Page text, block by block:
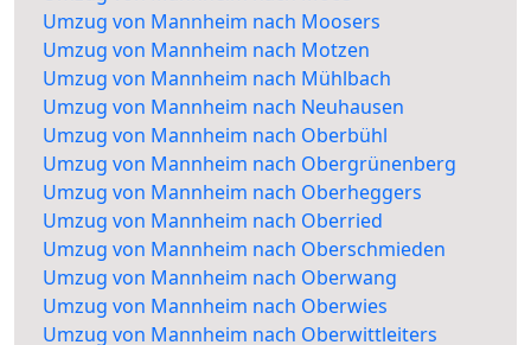
Umzug von Mannheim nach Moosers
Umzug von Mannheim nach Motzen
Umzug von Mannheim nach Mühlbach
Umzug von Mannheim nach Neuhausen
Umzug von Mannheim nach Oberbühl
Umzug von Mannheim nach Obergrünenberg
Umzug von Mannheim nach Oberheggers
Umzug von Mannheim nach Oberried
Umzug von Mannheim nach Oberschmieden
Umzug von Mannheim nach Oberwang
Umzug von Mannheim nach Oberwies
Umzug von Mannheim nach Oberwittleiters